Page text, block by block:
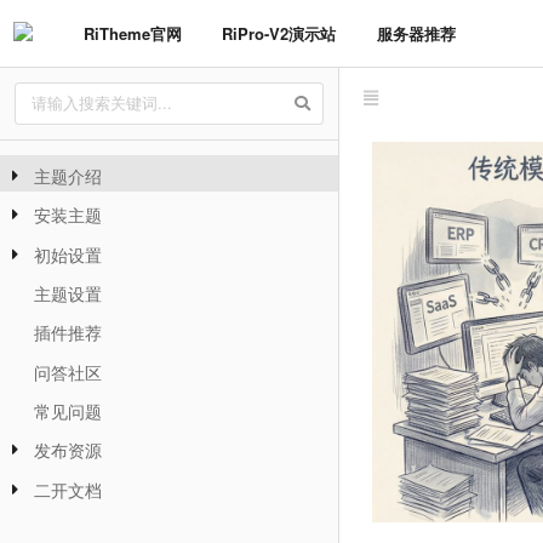
RiTheme官网 RiPro-V2演示站 服务器推荐
主题介绍
安装主题
初始设置
主题设置
插件推荐
问答社区
常见问题
发布资源
二开文档